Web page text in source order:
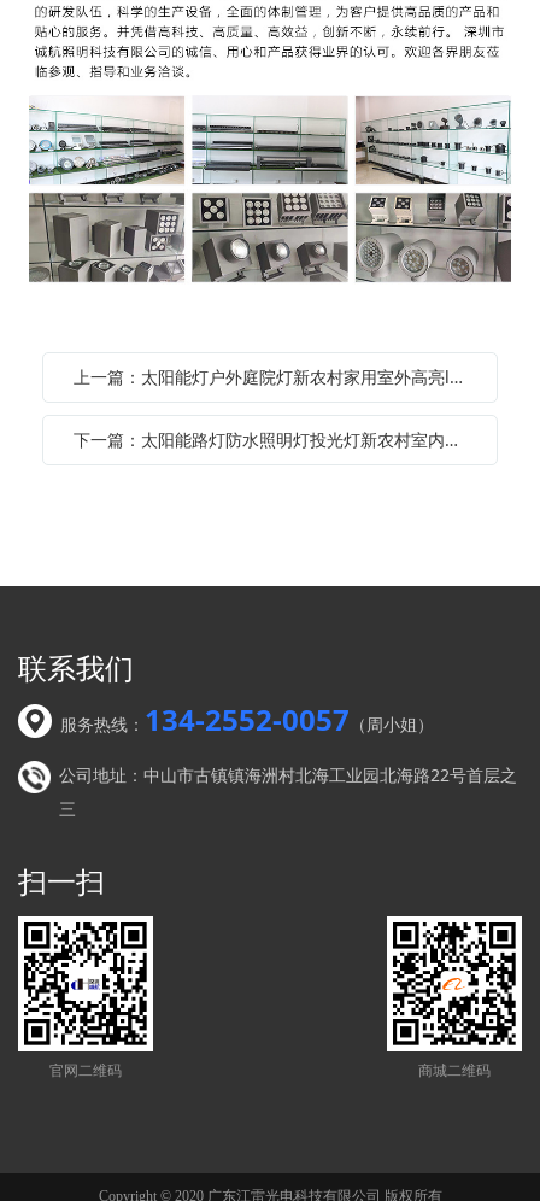
上一篇：太阳能灯户外庭院灯新农村家用室外高亮led防水道路100w路灯
下一篇：太阳能路灯防水照明灯投光灯新农村室内大功率亮户外庭院灯
联系我们
服务热线： 134-2552-0057 （周小姐）
公司地址：中山市古镇镇海洲村北海工业园北海路22号首层之
三
扫一扫
官网二维码 商城二维码
Copyright © 2020 广东江雷光电科技有限公司 版权所有